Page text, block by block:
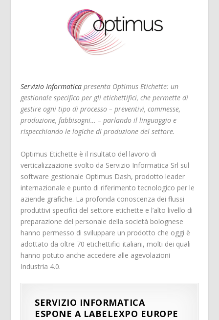
Servizio Informatica presenta Optimus Etichette: un
gestionale specifico per gli etichettifici, che permette di
gestire ogni tipo di processo – preventivi, commesse,
produzione, fabbisogni… – parlando il linguaggio e
rispecchiando le logiche di produzione del settore.
Optimus Etichette è il risultato del lavoro di
verticalizzazione svolto da Servizio Informatica Srl sul
software gestionale Optimus Dash, prodotto leader
internazionale e punto di riferimento tecnologico per le
aziende grafiche. La profonda conoscenza dei flussi
produttivi specifici del settore etichette e l’alto livello di
preparazione del personale della società bolognese
hanno permesso di sviluppare un prodotto che oggi è
adottato da oltre 70 etichettifici italiani, molti dei quali
hanno potuto anche accedere alle agevolazioni
Industria 4.0.
SERVIZIO INFORMATICA
ESPONE A LABELEXPO EUROPE